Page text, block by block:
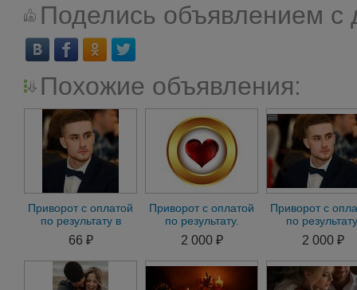
Поделись объявлением с
Похожие объявления:
Приворот с оплатой
по результату в
Биробиджане.Приворот
без предоплат
66 ₽
Приворот с оплатой
по результату.
Приворот без
последствий.Гадание
м
2 000 ₽
Приворот с
по
Гадание.16
негатива
2 000 ₽